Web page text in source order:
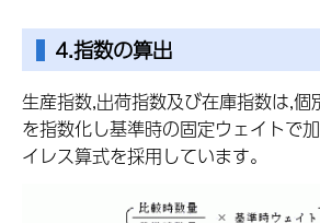
4.指数の算出
生産指数,出荷指数及び在庫指数は,個
を指数化し基準時の固定ウェイトで
イレス算式を採用しています。